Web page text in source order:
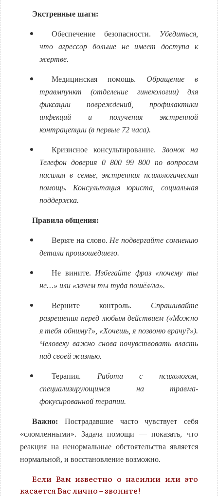
Экстренные шаги:
Обеспечение безопасности. Убедиться,
что агрессор больше не имеет доступа к
жертве.
Медицинская помощь. Обращение в
травмпункт (отделение гинекологии) для
фиксации повреждений, профилактики
инфекций и получения экстренной
контрацепции (в первые 72 часа).
Кризисное консультирование. Звонок на
Телефон доверия 0 800 99 800 по вопросам
насилия в семье, экстренная психологическая
помощь. Консультация юриста, социальная
поддержка.
Правила общения:
Верьте на слово. Не подвергайте сомнению
детали произошедшего.
Не вините. Избегайте фраз «почему ты
не…» или «зачем ты туда пошёл/ла».
Верните контроль. Спрашивайте
разрешения перед любым действием («Можно
я тебя обниму?», «Хочешь, я позвоню врачу?»).
Человеку важно снова почувствовать власть
над своей жизнью.
Терапия. Работа с психологом,
специализирующимся на травма-
фокусированной терапии.
Важно: Пострадавшие часто чувствует себя
«сломленными». Задача помощи — показать, что
реакция на ненормальные обстоятельства является
нормальной, и восстановление возможно.
Если Вам известно о насилии или это
касается Вас лично – звоните!